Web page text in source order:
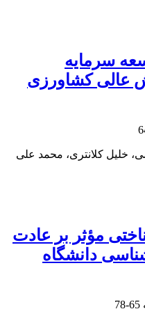
سرمایه
عالی کشاورزی
خلیل کلانتری، محمد علی
مؤثر بر عادت
دانشگاه
65-78